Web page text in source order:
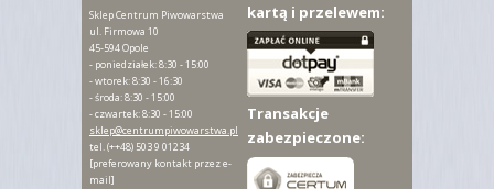
Sklep Centrum Piwowarstwa
ul. Firmowa 10
45-594 Opole
- poniedziałek: 8:30 - 15:00
- wtorek: 8:30 - 16:30
- środa: 8:30 - 15:00
- czwartek: 8:30 - 15:00
sklep@centrumpiwowarstwa.pl
tel.(++48) 503 9 01234
[preferowany kontakt przez e-
mail]
kartą i przelewem:
Transakcje
zabezpieczone: